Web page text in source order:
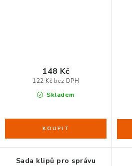
Skladem
122 Kč bez DPH
148 Kč
Sada klipů pro správu